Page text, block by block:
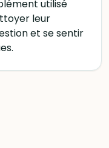
utilisé
leur
et se sentir